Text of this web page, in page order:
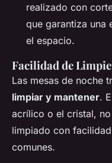
realizado con
que garantiza una
el espacio.
Facilidad de
Las mesas de noche
limpiar y mantener.
acrílico o el cristal,
limpiado con
comunes.